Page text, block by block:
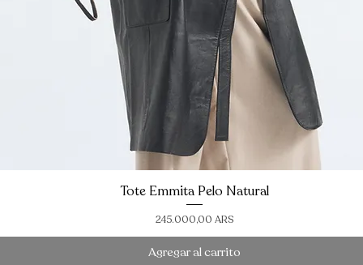
Vista rápida
Tote Emmita Pelo Natural
Precio
245.000,00 ARS
Agregar al carrito